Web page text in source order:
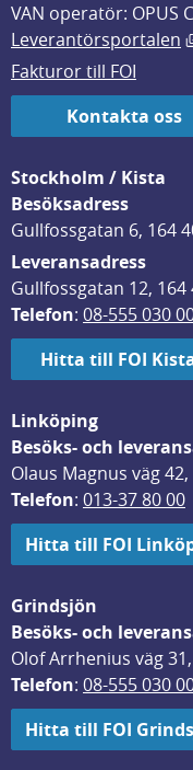
VAN operatör: OPUS
Leverantörsportalen
Fakturor till FOI
Kontakta oss
Stockholm / Kista
Besöksadress
Gullfossgatan 6, 164
Leveransadress
Gullfossgatan 12, 164
Telefon: 08-555 030
Hitta till FOI
Linköping
Besöks- och
Olaus Magnus väg
Telefon: 013-37 80 00
Hitta till FOI
Grindsjön
Besöks- och
Olof Arrhenius väg
Telefon: 08-555 030
Hitta till FOI